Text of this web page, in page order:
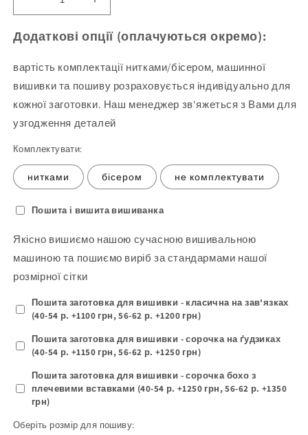
Зменшіть
кількість
Блуза
244
(заготовка
для
вишивання)
Збільшити
кількість
продукту
жіноча
(3)
(заготовка
для
Додаткові опції (оплачуються окремо):
вартість комплектації нитками/бісером, машинної
вишивки та пошиву розраховується індивідуально для
кожної заготовки. Наш менеджер зв'яжеться з Вами для
узгодження деталей
Комплектувати:
нитками бісером не комплектувати
Пошита і вишита вишиванка
Якісно вишиємо нашою сучасною вишивальною
машиною та пошиємо виріб за стандармами нашої
розмірної сітки
Пошита заготовка для вишивки - класична на зав'язках
(40-54 р. +1100 грн, 56-62 р. +1200 грн)
Пошита заготовка для вишивки - сорочка на ґудзиках
(40-54 р. +1150 грн, 56-62 р. +1250 грн)
Пошита заготовка для вишивки - сорочка бохо з
плечевими вставками (40-54 р. +1250 грн, 56-62 р. +1350
грн)
Оберіть розмір для пошиву: